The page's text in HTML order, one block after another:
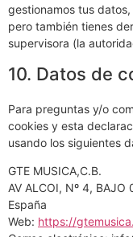
gestionamos tus
pero también tienes
supervisora (la
10. Datos de
Para preguntas y/o
cookies y esta
usando los siguientes
GTE MUSICA,C.B.
AV ALCOI, Nº 4, BAJO
España
Web: https://